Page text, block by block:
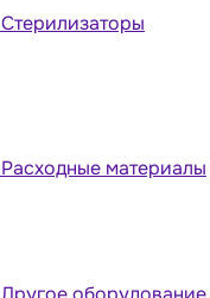
Стерилизаторы
Расходные материалы